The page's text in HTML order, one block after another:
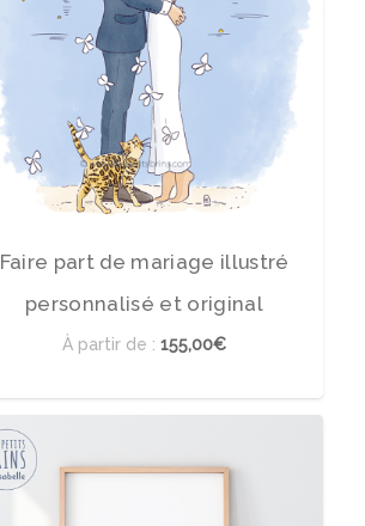
Faire part de mariage illustré
personnalisé et original
À partir de :155,00€